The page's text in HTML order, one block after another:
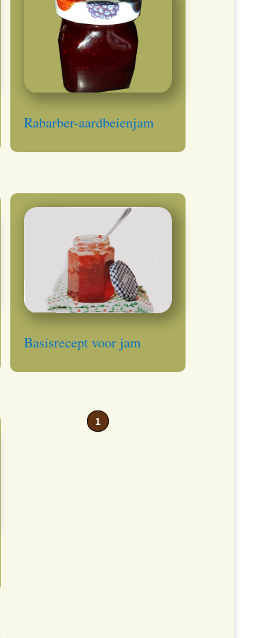
Rabarber-aardbeienjam
Basisrecept voor jam
1